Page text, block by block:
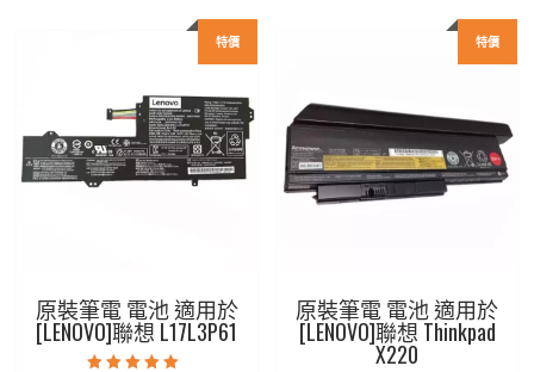
特價
原裝筆電 電池 適用於
[LENOVO]聯想 L17L3P61
特價
原裝筆電 電池 適用於
[LENOVO]聯想 Thinkpad
X220